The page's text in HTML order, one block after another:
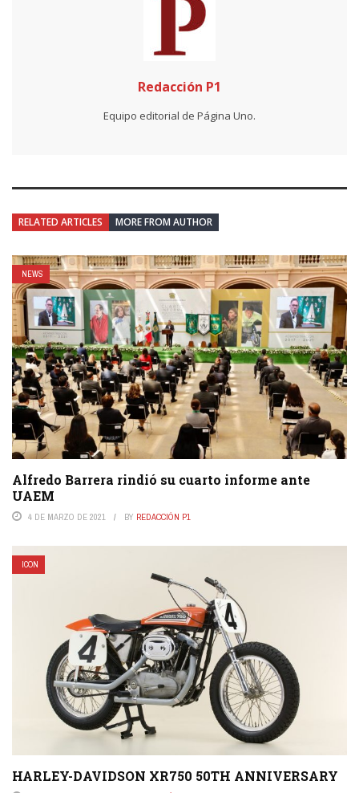
Redacción P1
Equipo editorial de Página Uno.
RELATED ARTICLES MORE FROM AUTHOR
NEWS
Alfredo Barrera rindió su cuarto informe ante
UAEM
4 DE MARZO DE 2021 BY REDACCIÓN P1
ICON
HARLEY-DAVIDSON XR750 50TH ANNIVERSARY